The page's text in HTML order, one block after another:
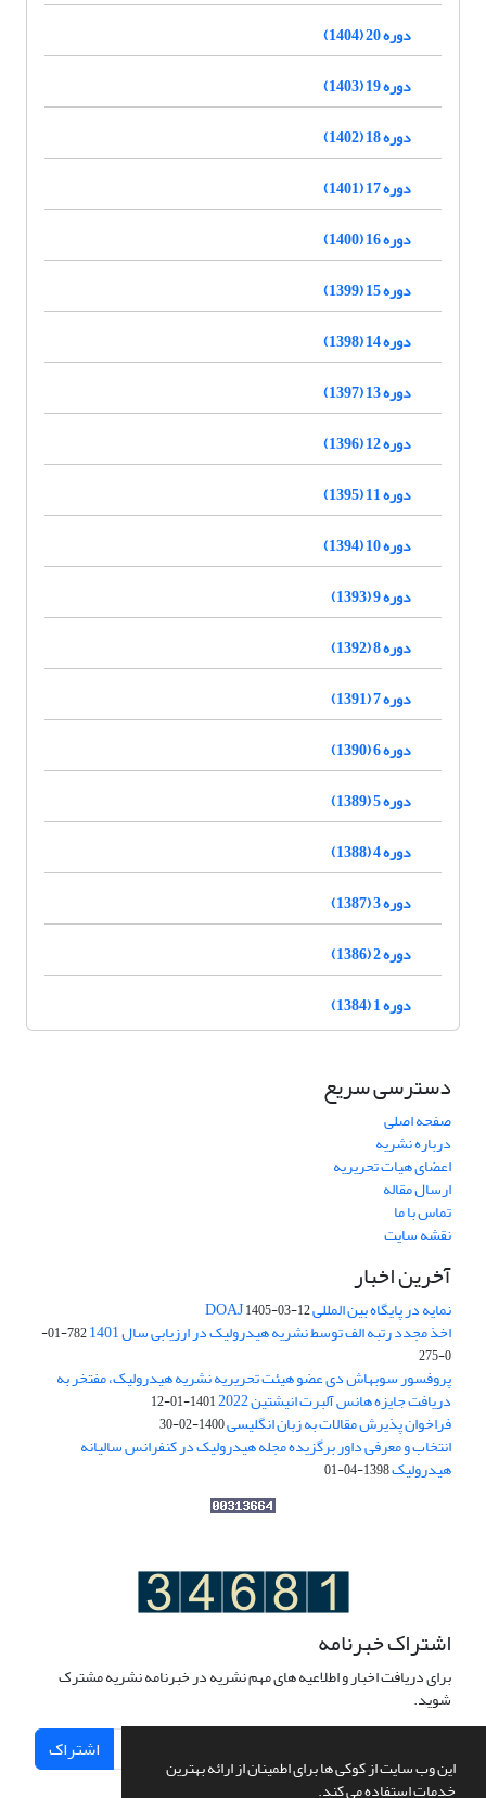
این وب سایت از کوکی ها برای اطمینان از ارائه بهترین
خدمات استفاده می کند.
دوره 20 (1404)
دوره 19 (1403)
دوره 18 (1402)
دوره 17 (1401)
دوره 16 (1400)
دوره 15 (1399)
دوره 14 (1398)
دوره 13 (1397)
دوره 12 (1396)
دوره 11 (1395)
دوره 10 (1394)
دوره 9 (1393)
دوره 8 (1392)
دوره 7 (1391)
دوره 6 (1390)
دوره 5 (1389)
دوره 4 (1388)
دوره 3 (1387)
دوره 2 (1386)
دوره 1 (1384)
دسترسی سریع
صفحه اصلی
درباره نشریه
اعضای هیات تحریریه
ارسال مقاله
تماس با ما
نقشه سایت
آخرین اخبار
نمایه در پایگاه بین المللی DOAJ1405-03-12
اخذ مجدد رتبه الف توسط نشریه هیدرولیک در ارزیابی سال 1401
782-01-
0-275
پروفسور سوبهاش دی عضو هیئت تحریریه نشریه هیدرولیک، مفتخر به
دریافت جایزه هانس آلبرت انیشتین 2022 1401-01-12
فراخوان پذیرش مقالات به زبان انگلیسی1400-02-30
انتخاب و معرفی داور برگزیده مجله هیدرولیک در کنفرانس سالیانه
هیدرولیک1398-04-01
اشتراک خبرنامه
برای دریافت اخبار و اطلاعیه های مهم نشریه در خبرنامه نشریه مشترک
شوید.
اشتراک